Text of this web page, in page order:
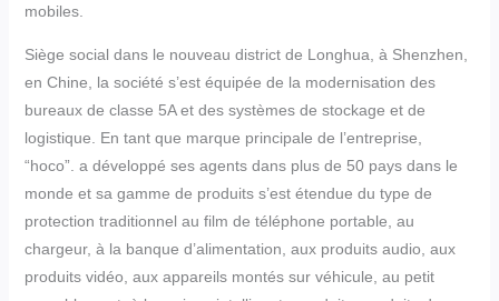
mobiles.
Siège social dans le nouveau district de Longhua, à Shenzhen,
en Chine, la société s’est équipée de la modernisation des
bureaux de classe 5A et des systèmes de stockage et de
logistique. En tant que marque principale de l’entreprise,
“hoco”. a développé ses agents dans plus de 50 pays dans le
monde et sa gamme de produits s’est étendue du type de
protection traditionnel au film de téléphone portable, au
chargeur, à la banque d’alimentation, aux produits audio, aux
produits vidéo, aux appareils montés sur véhicule, au petit